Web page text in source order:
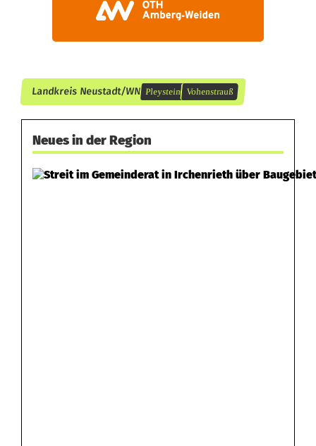
Landkreis Neustadt/WN Pleystein Vohenstrauß
Neues in der Region